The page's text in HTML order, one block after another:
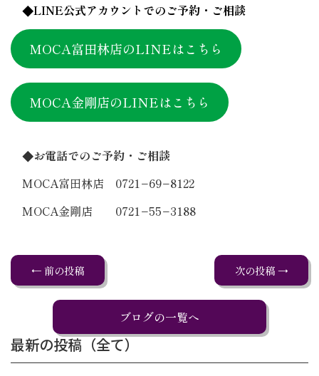
◆LINE公式アカウントでのご予約・ご相談
MOCA富田林店のLINEはこちら
MOCA金剛店のLINEはこちら
◆お電話でのご予約・ご相談
MOCA富田林店 0721−69−8122
MOCA金剛店 0721−55−3188
← 前の投稿 次の投稿 →
ブログの一覧へ
最新の投稿（全て）